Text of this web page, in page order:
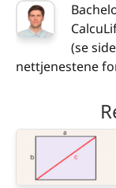
(se
nettjenestene